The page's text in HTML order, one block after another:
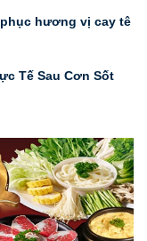
hương vị cay tê
Tế Sau Cơn Sốt